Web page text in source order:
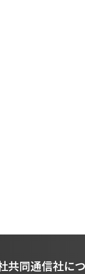
共同通信社に